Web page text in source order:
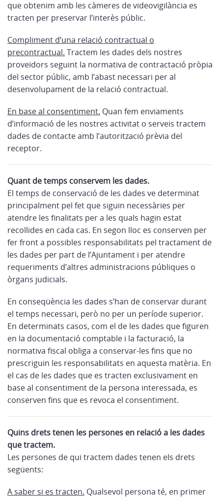
que obtenim amb les càmeres de videovigilància es
tracten per preservar l’interès públic.
Compliment d’una relació contractual o
precontractual. Tractem les dades dels nostres
proveïdors seguint la normativa de contractació pròpia
del sector públic, amb l’abast necessari per al
desenvolupament de la relació contractual.
En base al consentiment. Quan fem enviaments
d’informació de les nostres activitat o serveis tractem
dades de contacte amb l’autorització prèvia del
receptor.
Quant de temps conservem les dades.
El temps de conservació de les dades ve determinat
principalment pel fet que siguin necessàries per
atendre les finalitats per a les quals hagin estat
recollides en cada cas. En segon lloc es conserven per
fer front a possibles responsabilitats pel tractament de
les dades per part de l’Ajuntament i per atendre
requeriments d’altres administracions públiques o
òrgans judicials.
En conseqüència les dades s’han de conservar durant
el temps necessari, però no per un període superior.
En determinats casos, com el de les dades que figuren
en la documentació comptable i la facturació, la
normativa fiscal obliga a conservar-les fins que no
prescriguin les responsabilitats en aquesta matèria. En
el cas de les dades que es tracten exclusivament en
base al consentiment de la persona interessada, es
conserven fins que es revoca el consentiment.
Quins drets tenen les persones en relació a les dades
que tractem.
Les persones de qui tractem dades tenen els drets
següents:
A saber si es tracten. Qualsevol persona té, en primer